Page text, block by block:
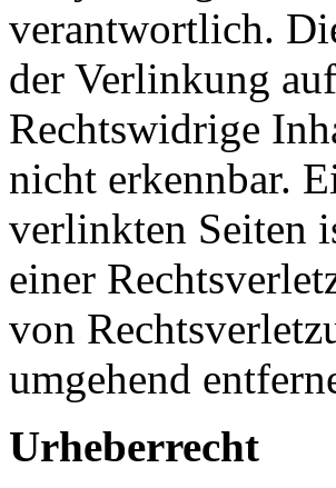
verantwortlich.
der Verlinkung
Rechtswidrige
nicht erkennbar.
verlinkten Seiten
einer
von
umgehend
Urheberrecht